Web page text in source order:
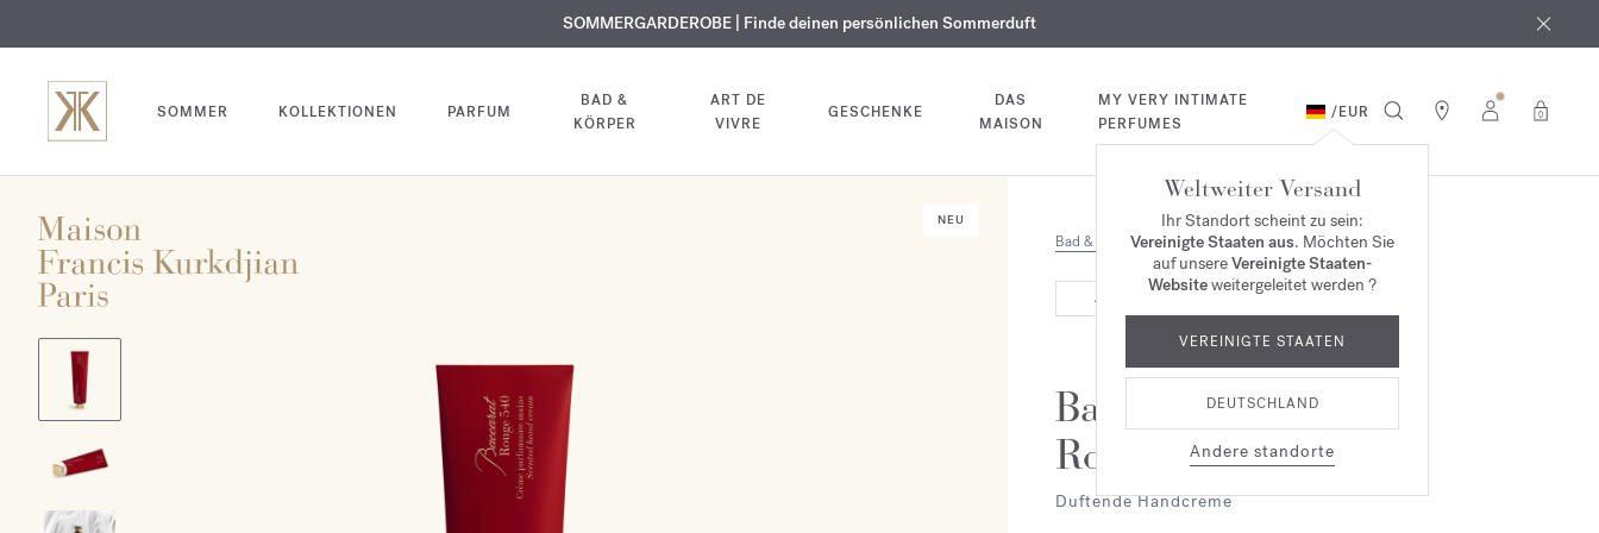
EXKLUSIV | Erhalten Sie OUDvelvet moodin Ihrer Bestellung*
KOSTENLOSE GRAVUR | Auf alle Düfte und Körperöle bis zum 9. August
SOMMERGARDEROBE | Finde deinen persönlichen Sommerduft
SOMMER KOLLEKTIONEN PARFUM
BAD &
KÖRPER
ART DE
VIVRE
GESCHENKE
DAS
MAISON
MY VERY INTIMATE
PERFUMES
/EUR 0
Weltweiter Versand
Ihr Standort scheint zu sein:
Vereinigte Staaten aus. Möchten Sie
auf unsereVereinigte Staaten-
Websiteweitergeleitet werden ?
VEREINIGTE STAATEN
DEUTSCHLAND
Andere standorte
NEU
Bad & Körper
AUSVERKAUFT
Baccarat
Rouge 540
Duftende Handcreme